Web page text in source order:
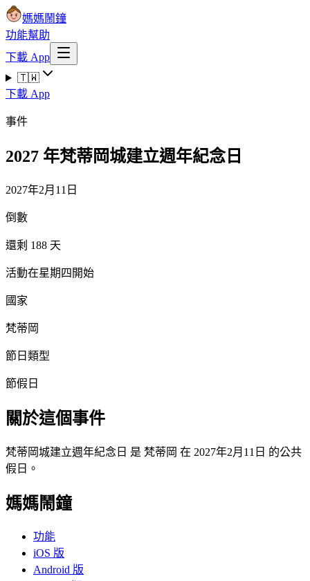
媽媽鬧鐘
功能幫助
下載 App
🇹🇼
下載 App
事件
2027 年梵蒂岡城建立週年紀念日
2027年2月11日
倒數
還剩 188 天
活動在星期四開始
國家
梵蒂岡
節日類型
節假日
關於這個事件
梵蒂岡城建立週年紀念日 是 梵蒂岡 在 2027年2月11日 的公共
假日。
媽媽鬧鐘
功能
iOS 版
Android 版